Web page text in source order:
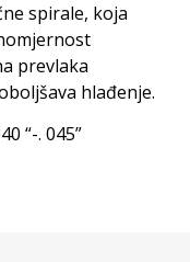
spirale, koja
prevlaka
hlađenje.
“-. 045”